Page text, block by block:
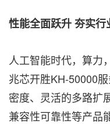
性能全面跃升夯实行
人工智能时代，算力
兆芯开胜KH-50000
密度、灵活的多路扩
兼容性可靠性等产品